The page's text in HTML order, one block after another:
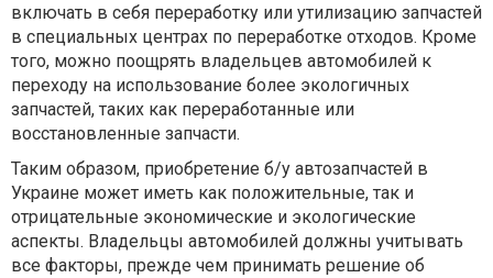
включать в себя переработку или утилизацию запчастей
в специальных центрах по переработке отходов. Кроме
того, можно поощрять владельцев автомобилей к
переходу на использование более экологичных
запчастей, таких как переработанные или
восстановленные запчасти.
Таким образом, приобретение б/у автозапчастей в
Украине может иметь как положительные, так и
отрицательные экономические и экологические
аспекты. Владельцы автомобилей должны учитывать
все факторы, прежде чем принимать решение об